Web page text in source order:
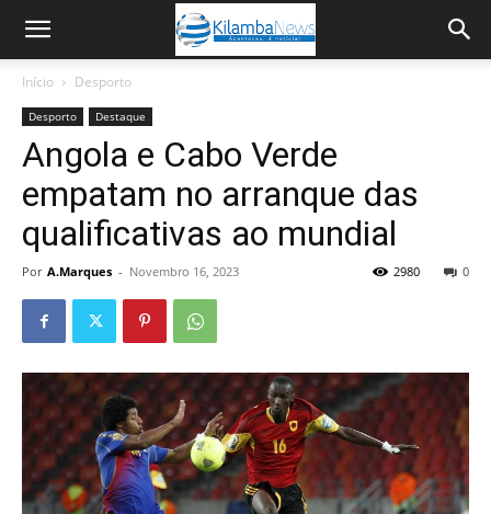
Início Desporto
Desporto Destaque
Angola e Cabo Verde
empatam no arranque das
qualificativas ao mundial
Por A.Marques - Novembro 16, 2023 0
2980